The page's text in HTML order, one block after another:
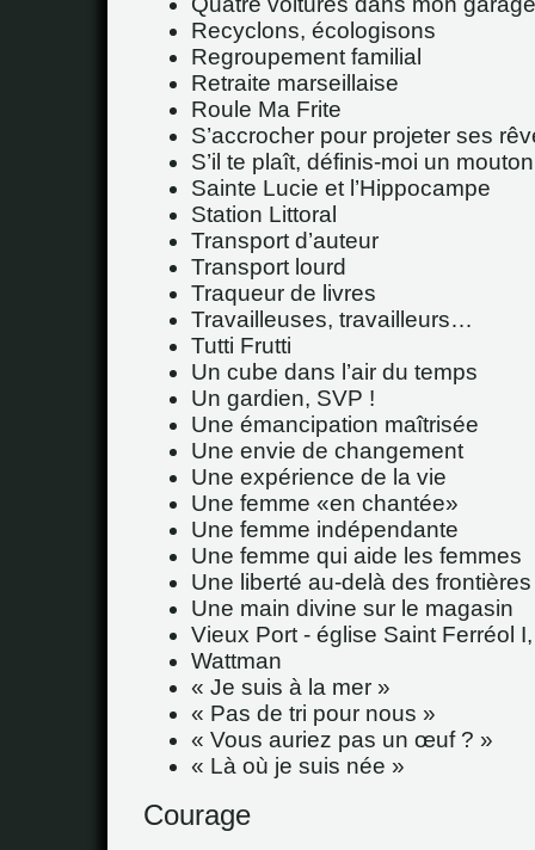
Recyclons, écologisons
Regroupement familial
Retraite marseillaise
Roule Ma Frite
S’accrocher pour projeter ses
S’il te plaît, définis-moi un
Sainte Lucie et l’Hippocampe
Station Littoral
Transport d’auteur
Transport lourd
Traqueur de livres
Travailleuses, travailleurs…
Tutti Frutti
Un cube dans l’air du temps
Un gardien, SVP !
Une émancipation maîtrisée
Une envie de changement
Une expérience de la vie
Une femme
en chantée
Une femme indépendante
Une femme qui aide les femmes
Une liberté au-delà des frontières
Une main divine sur le magasin
Vieux Port - église Saint Ferréol
Wattman
« Je suis à la mer »
« Pas de tri pour nous »
« Vous auriez pas un œuf ? »
« Là où je suis née »
Courage